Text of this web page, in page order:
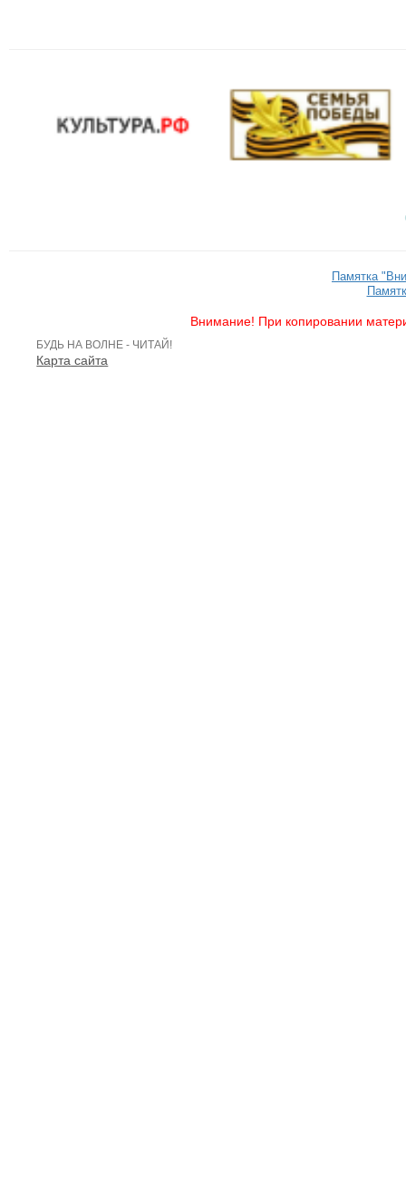
Памятка
Внимание! При копировании
БУДЬ НА ВОЛНЕ - ЧИТАЙ!
Карта сайта